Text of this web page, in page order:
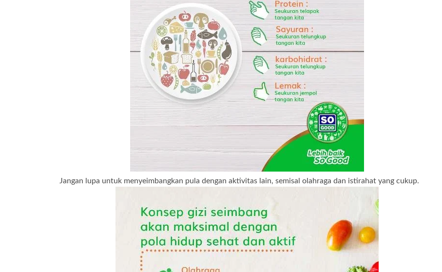
Jangan lupa untuk menyeimbangkan pula dengan aktivitas lain, semisal olahraga dan istirahat yang cukup.